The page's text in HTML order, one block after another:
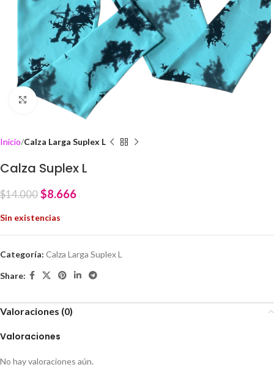
Click to enlarge
Inicio Calza Larga Suplex L
Calza Suplex L
$14.000 $8.666
Sin existencias
Categoría: Calza Larga Suplex L
Share:
Valoraciones (0)
Valoraciones
No hay valoraciones aún.